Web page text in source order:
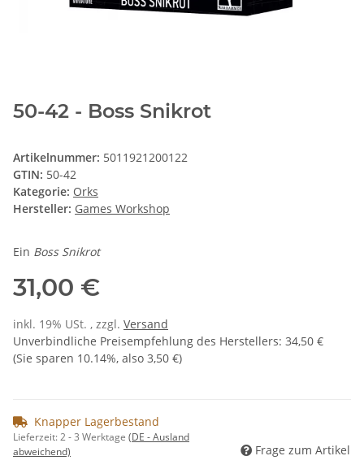
50-42 - Boss Snikrot
Artikelnummer: 5011921200122
GTIN: 50-42
Kategorie: Orks
Hersteller: Games Workshop
Ein Boss Snikrot
31,00 €
inkl. 19% USt. , zzgl. Versand
Unverbindliche Preisempfehlung des Herstellers: 34,50 €
(Sie sparen 10.14%, also 3,50 €)
Knapper Lagerbestand
Lieferzeit:2 - 3 Werktage (DE - Ausland
abweichend)
Frage zum Artikel